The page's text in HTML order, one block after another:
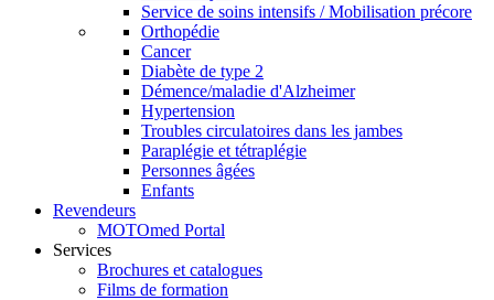
Service de soins intensifs / Mobilisation précore
Orthopédie
Cancer
Diabète de type 2
Démence/maladie d'Alzheimer
Hypertension
Troubles circulatoires dans les jambes
Paraplégie et tétraplégie
Personnes âgées
Enfants
Revendeurs
MOTOmed Portal
Services
Brochures et catalogues
Films de formation